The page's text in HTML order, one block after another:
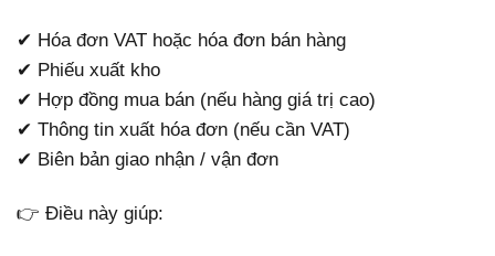
✔ Hóa đơn VAT hoặc hóa đơn bán hàng
✔ Phiếu xuất kho
✔ Hợp đồng mua bán (nếu hàng giá trị cao)
✔ Thông tin xuất hóa đơn (nếu cần VAT)
✔ Biên bản giao nhận / vận đơn
👉 Điều này giúp: